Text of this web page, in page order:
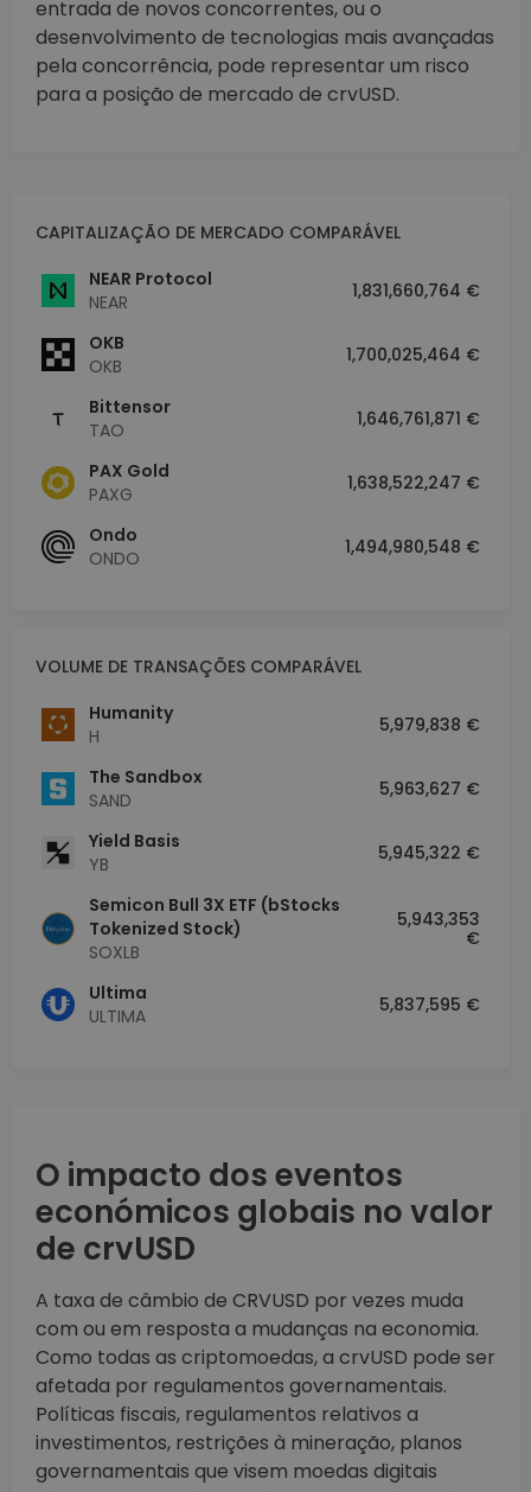
entrada de novos concorrentes, ou o
desenvolvimento de tecnologias mais avançadas
pela concorrência, pode representar um risco
para a posição de mercado de crvUSD.
CAPITALIZAÇÃO DE MERCADO COMPARÁVEL
NEAR Protocol
NEAR
1,831,660,764 €
OKB
OKB
1,700,025,464 €
Bittensor
TAO
1,646,761,871 €
PAX Gold
PAXG
1,638,522,247 €
Ondo
ONDO
1,494,980,548 €
VOLUME DE TRANSAÇÕES COMPARÁVEL
Humanity
H
5,979,838 €
The Sandbox
SAND
5,963,627 €
Yield Basis
YB
5,945,322 €
Semicon Bull 3X ETF (bStocks
Tokenized Stock)
SOXLB
5,943,353
€
Ultima
ULTIMA
5,837,595 €
O impacto dos eventos
económicos globais no valor
de crvUSD
A taxa de câmbio de CRVUSD por vezes muda
com ou em resposta a mudanças na economia.
Como todas as criptomoedas, a crvUSD pode ser
afetada por regulamentos governamentais.
Políticas fiscais, regulamentos relativos a
investimentos, restrições à mineração, planos
governamentais que visem moedas digitais